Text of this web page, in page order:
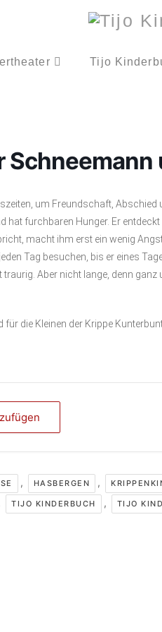
Tijo
Schneemann
um Freundschaft,
hat furchbaren Hunger. Er
macht ihm erst ein wenig
Tag besuchen, bis er eines
Aber nicht lange, denn
die Kleinen der Krippe
, HASBERGEN ,
TIJO KINDERBUCH , TIJO